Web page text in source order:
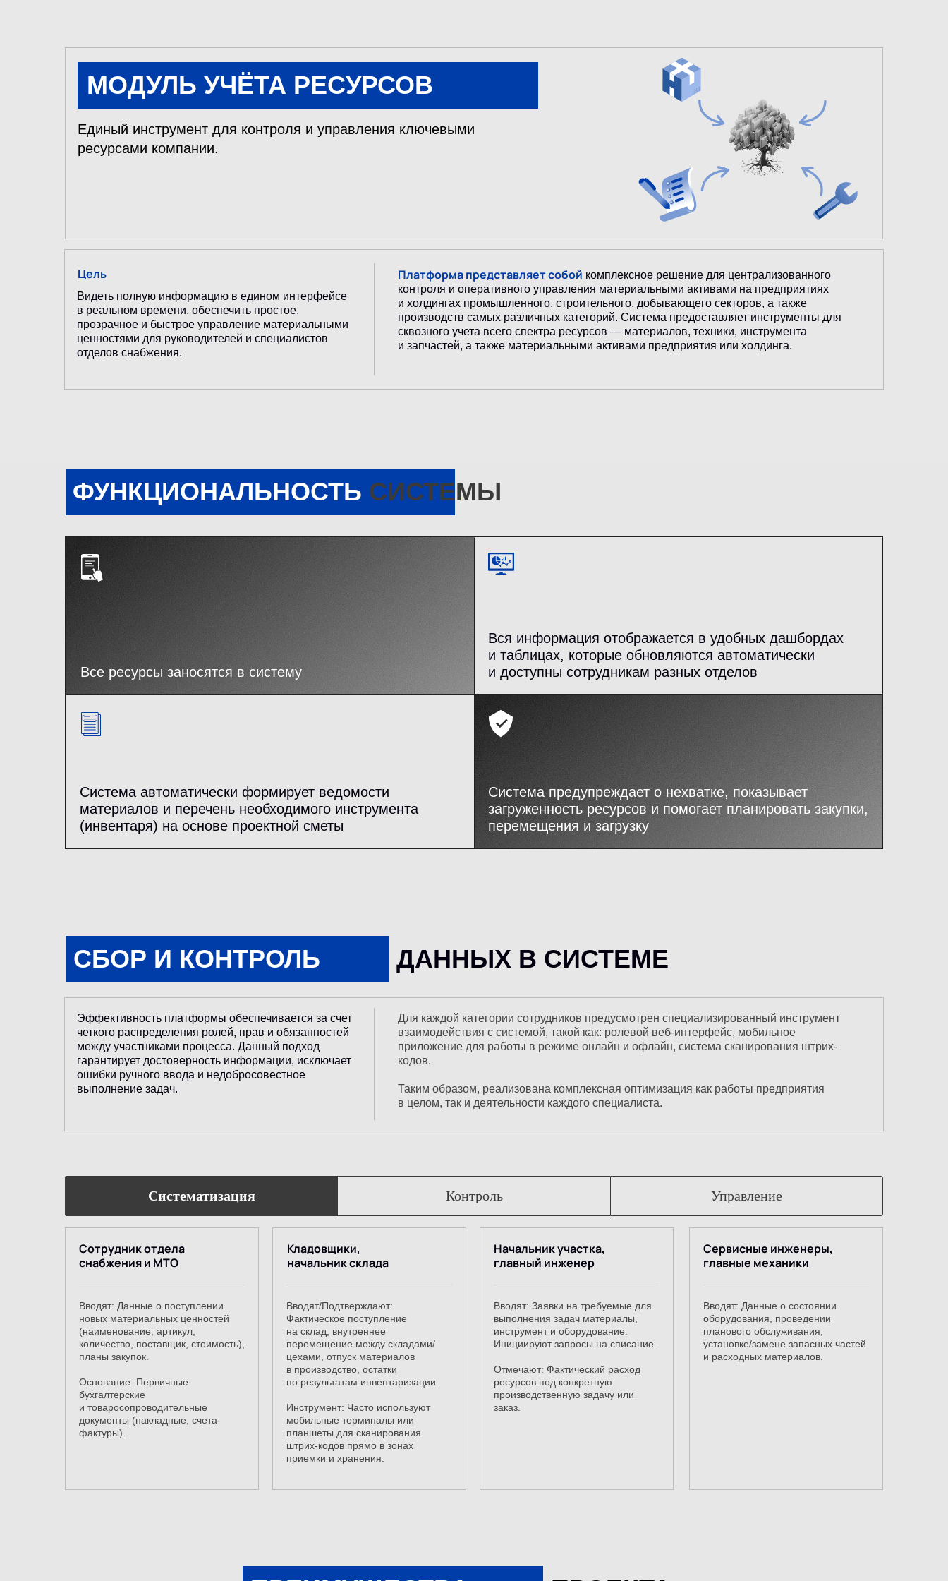
МОДУЛЬ УЧЁТА РЕСУРСОВ
Единый инструмент для контроля и управления ключевыми
ресурсами компании.
Видеть полную информацию в едином интерфейсе
в реальном времени, обеспечить простое,
прозрачное и быстрое управление материальными
ценностями для руководителей и специалистов
отделов снабжения.
Платформа представляет собой комплексное решение для централизованного
контроля и оперативного управления материальными активами на предприятиях
и холдингах промышленного, строительного, добывающего секторов, а также
производств самых различных категорий. Система предоставляет инструменты для
сквозного учета всего спектра ресурсов — материалов, техники, инструмента
и запчастей, а также материальными активами предприятия или холдинга.
Цель
Система автоматически формирует ведомости
материалов и перечень необходимого инструмента
(инвентаря) на основе проектной сметы
Вся информация отображается в удобных дашбордах
и таблицах, которые обновляются автоматически
и доступны сотрудникам разных отделов
ФУНКЦИОНАЛЬНОСТЬ СИСТЕМЫ
Система предупреждает о нехватке, показывает
загруженность ресурсов и помогает планировать закупки,
перемещения и загрузку
Все ресурсы заносятся в систему
ДАННЫХ В СИСТЕМЕ
СБОР И КОНТРОЛЬ
Эффективность платформы обеспечивается за счет
четкого распределения ролей, прав и обязанностей
между участниками процесса. Данный подход
гарантирует достоверность информации, исключает
ошибки ручного ввода и недобросовестное
выполнение задач.
Для каждой категории сотрудников предусмотрен специализированный инструмент
взаимодействия с системой, такой как: ролевой веб-интерфейс, мобильное
приложение для работы в режиме онлайн и офлайн, система сканирования штрих-
кодов.
Таким образом, реализована комплексная оптимизация как работы предприятия
в целом, так и деятельности каждого специалиста.
Систематизация Контроль Управление
Сотрудник отдела
снабжения и МТО
Вводят: Данные о поступлении
новых материальных ценностей
(наименование, артикул,
количество, поставщик, стоимость),
планы закупок.
Основание: Первичные
бухгалтерские
и товаросопроводительные
документы (накладные, счета-
фактуры).
Кладовщики,
начальник склада
Вводят/Подтверждают:
Фактическое поступление
на склад, внутреннее
перемещение между складами/
цехами, отпуск материалов
в производство, остатки
по результатам инвентаризации.
Инструмент: Часто используют
мобильные терминалы или
планшеты для сканирования
штрих-кодов прямо в зонах
приемки и хранения.
Начальник участка,
главный инженер
Вводят: Заявки на требуемые для
выполнения задач материалы,
инструмент и оборудование.
Инициируют запросы на списание.
Отмечают: Фактический расход
ресурсов под конкретную
производственную задачу или
заказ.
Сервисные инженеры,
главные механики
Вводят: Данные о состоянии
оборудования, проведении
планового обслуживания,
установке/замене запасных частей
и расходных материалов.